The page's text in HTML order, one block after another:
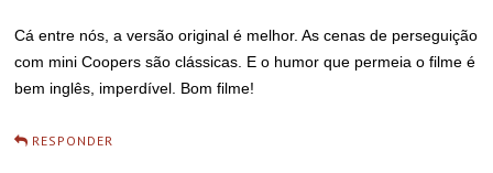
Cá entre nós, a versão original é melhor. As cenas de perseguição
com mini Coopers são clássicas. E o humor que permeia o filme é
bem inglês, imperdível. Bom filme!
RESPONDER